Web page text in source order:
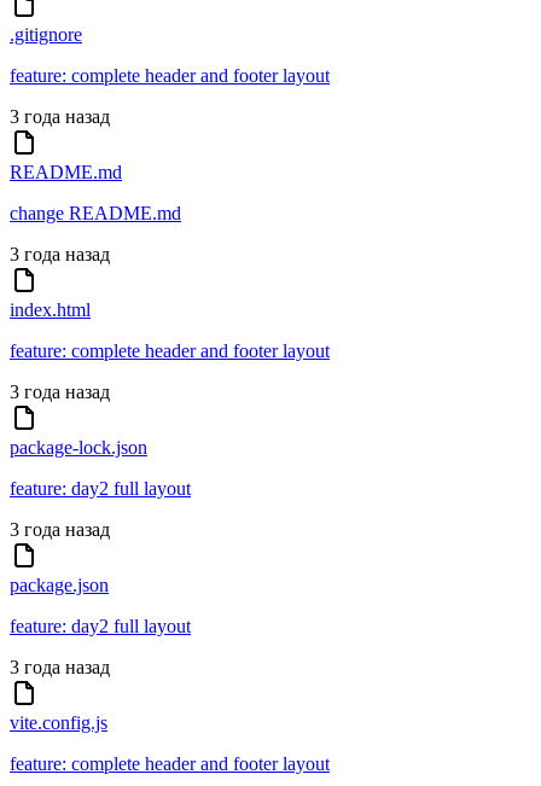
.gitignore
feature: complete header and footer layout
3 года назад
README.md
change README.md
3 года назад
index.html
feature: complete header and footer layout
3 года назад
package-lock.json
feature: day2 full layout
3 года назад
package.json
feature: day2 full layout
3 года назад
vite.config.js
feature: complete header and footer layout